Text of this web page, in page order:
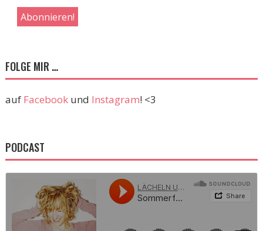
FOLGE MIR …
auf Facebookund Instagram! <3
PODCAST